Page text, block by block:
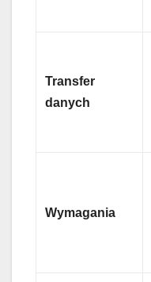
Transfer
danych
Wymagania